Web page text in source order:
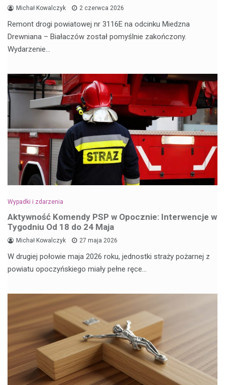
Michał Kowalczyk 2 czerwca 2026
Remont drogi powiatowej nr 3116E na odcinku Miedzna
Drewniana – Białaczów został pomyślnie zakończony.
Wydarzenie…
Wypadki i zdarzenia
Aktywność Komendy PSP w Opocznie: Interwencje w
Tygodniu Od 18 do 24 Maja
Michał Kowalczyk 27 maja 2026
W drugiej połowie maja 2026 roku, jednostki straży pożarnej z
powiatu opoczyńskiego miały pełne ręce…